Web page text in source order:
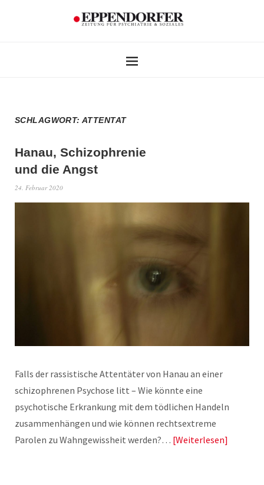
SCHLAGWORT:ATTENTAT
Hanau, Schizophrenie
und die Angst
24. Februar 2020
Falls der rassistische Attentäter von Hanau an einer
schizophrenen Psychose litt – Wie könnte eine
psychotische Erkrankung mit dem tödlichen Handeln
zusammenhängen und wie können rechtsextreme
Parolen zu Wahngewissheit werden?… Weiterlesen